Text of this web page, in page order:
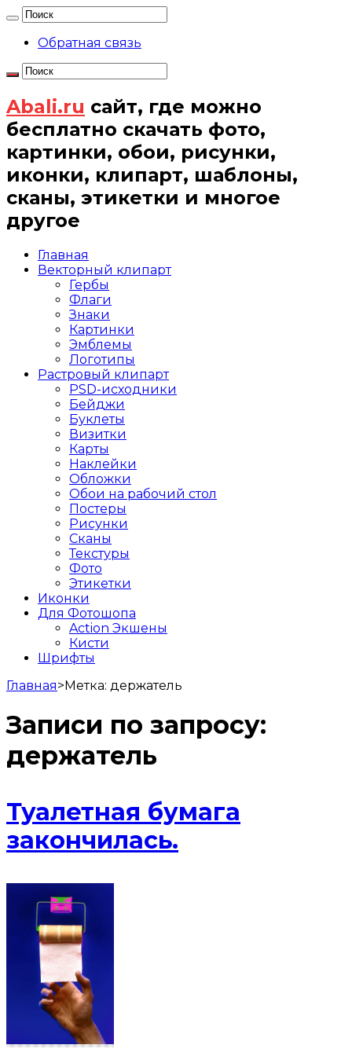
Обратная связь
Abali.ru сайт, где можно
бесплатно скачать фото,
картинки, обои, рисунки,
иконки, клипарт, шаблоны,
сканы, этикетки и многое
другое
Главная
Векторный клипарт
Гербы
Флаги
Знаки
Картинки
Эмблемы
Логотипы
Растровый клипарт
PSD-исходники
Бейджи
Буклеты
Визитки
Карты
Наклейки
Обложки
Обои на рабочий стол
Постеры
Рисунки
Сканы
Текстуры
Фото
Этикетки
Иконки
Для Фотошопа
Action Экшены
Кисти
Шрифты
Главная>Метка: держатель
Записи по запросу:
держатель
Туалетная бумага
закончилась.